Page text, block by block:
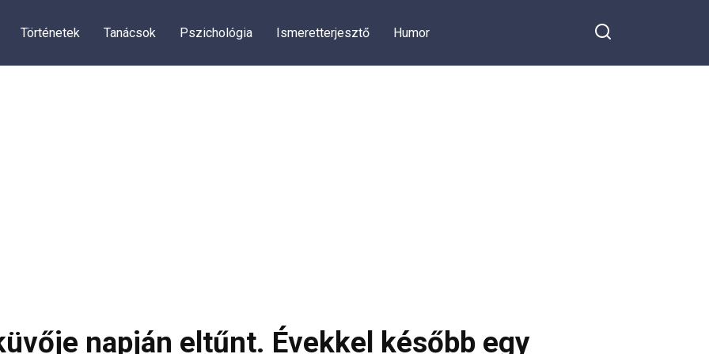
Történetek Tanácsok Pszichológia Ismeretterjesztő Humor
napján eltűnt. Évekkel később egy